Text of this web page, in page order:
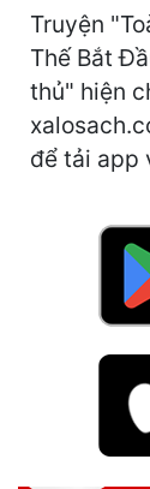
Góc Nhìn Nữ
Huyền Huyễn
Huyền Nghi
Khoa Huyễn Không
Truyện
Thế Bắt
thủ" hiện
để tải app